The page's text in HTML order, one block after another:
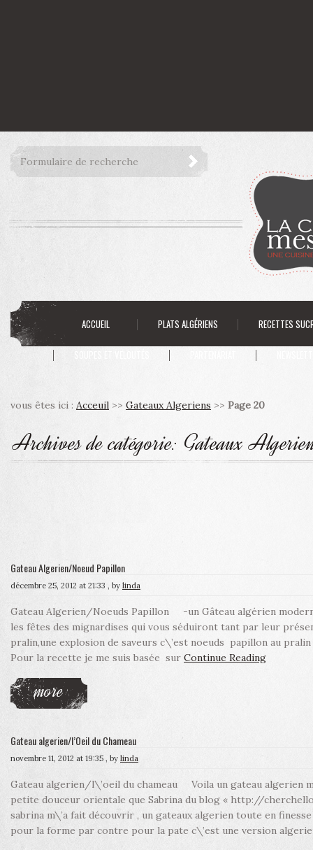
ACCUEIL PLATS ALGÉRIENS RECETTES
vous êtes ici : Acceuil >> Gateaux Algeriens >> Page 20
Archives de catégorie: Gateaux
Gateau Algerien/Noeud Papillon
décembre 25, 2012 at 21:33 , by linda
Gateau Algerien/Noeuds Papillon -un Gâteau algérien
les fêtes des mignardises qui vous séduiront tant par leur
pralin,une explosion de saveurs c\’est noeuds papillon au
Pour la recette je me suis basée sur Continue Reading
more
Gateau algerien/l’Oeil du Chameau
novembre 11, 2012 at 19:35 , by linda
Gateau algerien/l\’oeil du chameau Voila un gateau algerien
petite douceur orientale que Sabrina du blog « http://
sabrina m\’a fait découvrir , un gateaux algerien toute en
pour la forme par contre pour la pate c\’est une version